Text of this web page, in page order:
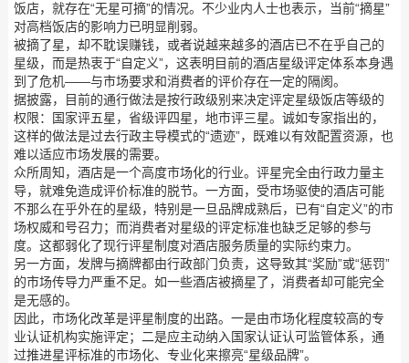
饭店，就存在“无星可摘”的情况。不少业内人士也表示，当前“摘星”
对高档饭店的影响力已明显削弱。
被摘了星，却不耽误赚钱，或者说越来越多的酒店已不在乎自己的
星级，而是热衷于“自定义”，这表明目前的酒店星级评定体系本身遇
到了危机——与市场要求和消费者的评价存在一定的隔阂。
据披露，目前的通行做法是按行政级别来决定评定星级饭店等级的
权限：国家评五星，省级评四星，地市评三星。诚如专家指出的，
这样的做法是过去行政主导模式的“遗迹”，既难以有效配置资源，也
难以适应市场发展的需要。
众所周知，酒店是一个高度市场化的行业。评星完全由行政力量主
导，就难免造成评价标准的脱节。一方面，受市场驱使的酒店可能
不那么在乎外在的星级，特别是一旦品牌成熟后，已有“自定义”的市
场权威和号召力；而消费者对星级的评定标准也缺乏足够的参与
度。这都弱化了现行评星制度对酒店服务质量的实际约束力。
另一方面，发牌与摘牌都由行政部门负责，这导致其“奖励”或“惩罚”
的市场传导力严重不足。如一些酒店被摘星了，消费者却可能完全
是无感的。
因此，市场化改革是评星制度的出路。一是由市场化程度较高的专
业认证机构实施评定；二是应主动纳入国家认证认可监管体系，通
过推进星评标准的市场化、专业化来擦亮“星级品牌”。